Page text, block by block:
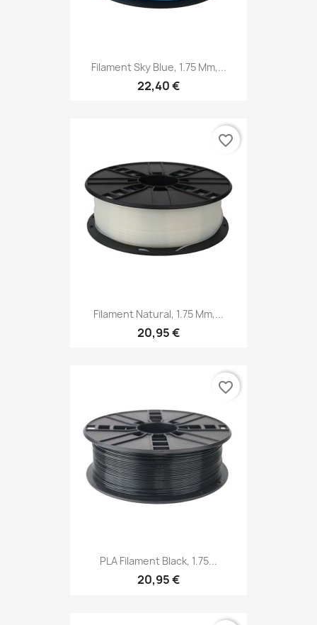
Filament Sky Blue, 1.75 Mm,...
22,40 €
Filament Natural, 1.75 Mm,...
20,95 €
favorite_border
PLA Filament Black, 1.75...
20,95 €
favorite_border